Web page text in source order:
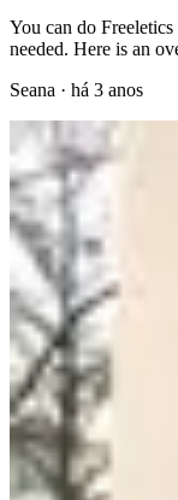
You can do
needed. Here is an
Seana · há 3 anos